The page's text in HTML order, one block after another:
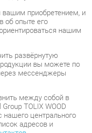
вы можете по
мессенджеры
TOLIX WOOD
центрального
адресов и
Дерево
Белый